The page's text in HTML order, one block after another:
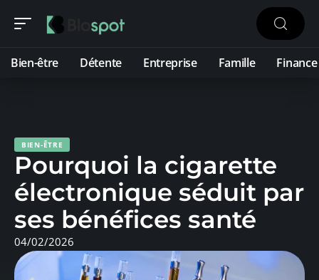
Bien-être Détente Entreprise Famille Finance
BIEN-ÊTRE
Pourquoi la cigarette
électronique séduit par
ses bénéfices santé
04/02/2026